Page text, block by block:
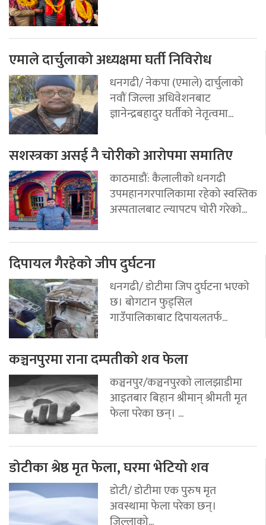
एमाले दार्चुलाको अध्यक्षमा घर्ती निविरोध
धनगढी/ नेकपा (एमाले) दार्चुलाको
नवौं जिल्ला अधिवेशनबाट
ज्ञानेन्द्रबहादुर घर्तीको नेतृत्वमा...
सशस्त्रका असई नै चोरीको आरोपमा समातिए
काठमाडौं: कैलालीको धनगढी
उपमहानगरपालिकामा रहेको स्वस्तिक
अस्पतालबाट ल्यापटप चोरी गरेको...
दिपायल गैरहेको जीप दुर्घटना
धनगढी/ डोटीमा जिप दुर्घटना भएको
छ। बोगटान फुड्सिल
गाउँपालिकाबाट दिपायलतर्फ...
कञ्चनपुरमा राना दम्पतीको शव फेला
कञ्चनपुर/कञ्चनपुरको लालझाडीमा
आइतबार बिहान श्रीमान् श्रीमती मृत
फेला परेका छन्। ...
डोटीका श्रेष्ठ मृत फेला, घरमा भेटियो शव
डोटी/ डोटीमा एक पुरुष मृत
अवस्थामा फेला परेका छन्।
जिल्लाको...